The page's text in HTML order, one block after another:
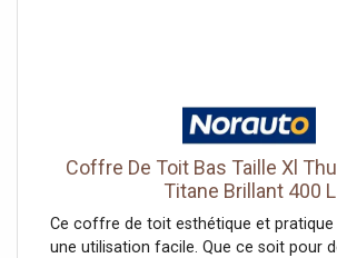
Coffre De Toit Bas Taille Xl
Titane Brillant 400 L
Ce coffre de toit esthétique et
une utilisation facile. Que ce soit pour